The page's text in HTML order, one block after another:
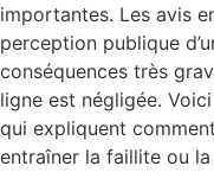
importantes. Les avis
perception publique
conséquences très
ligne est négligée.
qui expliquent
entraîner la faillite ou la